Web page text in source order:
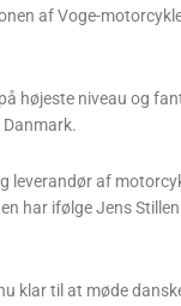
af Voge-
højeste niveau og
Danmark.
leverandør af
har ifølge Jens
klar til at møde